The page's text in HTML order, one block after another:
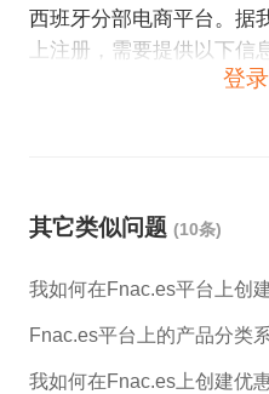
西班牙分部电商平台。据
上注册，需要提供以下信息： 1. 个人信息，
名、地址、电子邮件地址
息，例如信用卡信息或
明。还有必要提醒您，在
物等操作。
登
其它类似问题 (10条)
Fnac.es平台上的产品分类
我如何在Fnac.es上创建优